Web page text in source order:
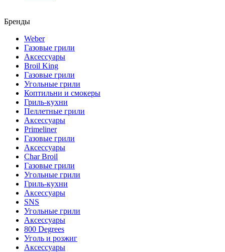
Бренды
Weber
Газовые грили
Аксессуары
Broil King
Газовые грили
Угольные грили
Коптильни и смокеры
Гриль-кухни
Пеллетные грили
Аксессуары
Primeliner
Газовые грили
Аксессуары
Char Broil
Газовые грили
Угольные грили
Гриль-кухни
Аксессуары
SNS
Угольные грили
Аксессуары
800 Degrees
Уголь и розжиг
Аксессуары